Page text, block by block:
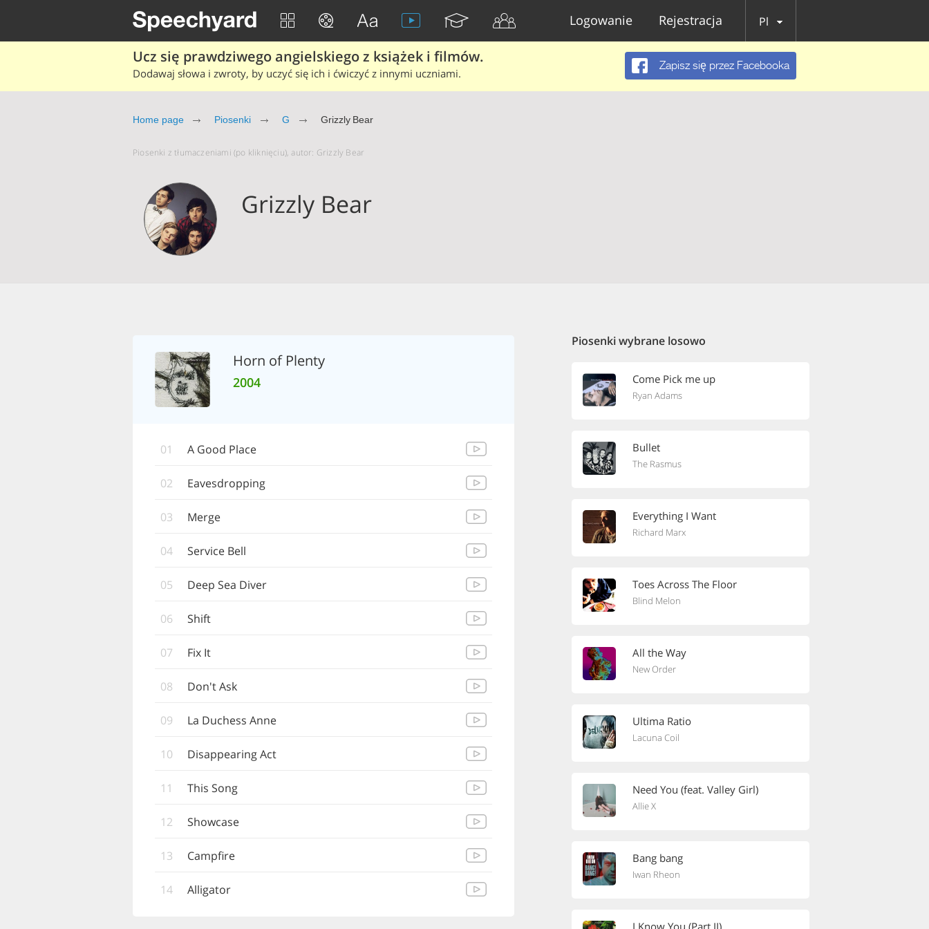
Logowanie Rejestracja Pl
Ucz się prawdziwego angielskiego z książek i filmów.
Dodawaj słowa i zwroty, by uczyć się ich i ćwiczyć z innymi uczniami.
Zapisz się przez Facebooka
Home page Piosenki G Grizzly Bear
Piosenki z tłumaczeniami (po kliknięciu), autor: Grizzly Bear
Grizzly Bear
Horn of Plenty
2004
01 A Good Place
02 Eavesdropping
03 Merge
04 Service Bell
05 Deep Sea Diver
06 Shift
07 Fix It
08 Don't Ask
09 La Duchess Anne
10 Disappearing Act
11 This Song
12 Showcase
13 Campfire
14 Alligator
Piosenki wybrane losowo
Come Pick me up
Ryan Adams
Bullet
The Rasmus
Everything I Want
Richard Marx
Toes Across The Floor
Blind Melon
All the Way
New Order
Ultima Ratio
Lacuna Coil
Need You (feat. Valley Girl)
Allie X
Bang bang
Iwan Rheon
I Know You (Part II)